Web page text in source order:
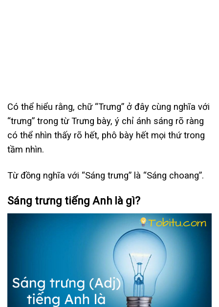
Có thể hiểu rằng, chữ “Trưng” ở đây cùng nghĩa với
“trưng” trong từ Trưng bày, ý chỉ ánh sáng rõ ràng
có thể nhìn thấy rõ hết, phô bày hết mọi thứ trong
tầm nhìn.
Từ đồng nghĩa với “Sáng trưng” là “Sáng choang”.
Sáng trưng tiếng Anh là gì?